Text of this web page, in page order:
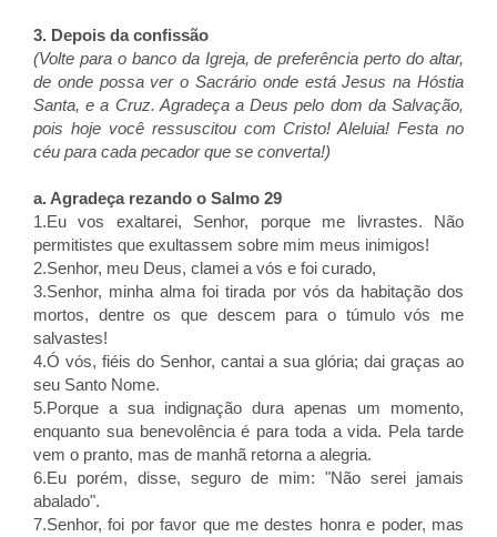
3. Depois da confissão
(Volte para o banco da Igreja, de preferência perto do altar,
de onde possa ver o Sacrário onde está Jesus na Hóstia
Santa, e a Cruz. Agradeça a Deus pelo dom da Salvação,
pois hoje você ressuscitou com Cristo! Aleluia! Festa no
céu para cada pecador que se converta!)
a. Agradeça rezando o Salmo 29
1.Eu vos exaltarei, Senhor, porque me livrastes. Não
permitistes que exultassem sobre mim meus inimigos!
2.Senhor, meu Deus, clamei a vós e foi curado,
3.Senhor, minha alma foi tirada por vós da habitação dos
mortos, dentre os que descem para o túmulo vós me
salvastes!
4.Ó vós, fiéis do Senhor, cantai a sua glória; dai graças ao
seu Santo Nome.
5.Porque a sua indignação dura apenas um momento,
enquanto sua benevolência é para toda a vida. Pela tarde
vem o pranto, mas de manhã retorna a alegria.
6.Eu porém, disse, seguro de mim: "Não serei jamais
abalado".
7.Senhor, foi por favor que me destes honra e poder, mas